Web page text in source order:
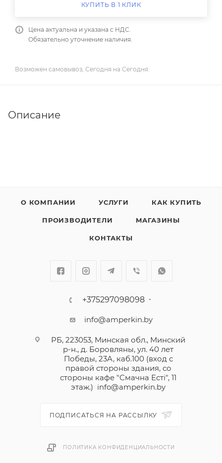
КУПИТЬ В 1 КЛИК
Цена актуальна и указана с НДС.
Обязательно уточнение наличия.
Возможен самовывоз, Сегодня на Сегодня.
Описание
О КОМПАНИИ УСЛУГИ КАК КУПИТЬ
ПРОИЗВОДИТЕЛИ МАГАЗИНЫ
КОНТАКТЫ
+375297098098
info@amperkin.by
РБ, 223053, Минская обл., Минский
р-н., д. Боровляны, ул. 40 лет
Победы, 23А, каб.100 (вход с
правой стороны здания, со
стороны кафе "Смачна Естi", 11
этаж.) info@amperkin.by
ПОДПИСАТЬСЯ НА РАССЫЛКУ
ПОЛИТИКА КОНФИДЕНЦИАЛЬНОСТИ